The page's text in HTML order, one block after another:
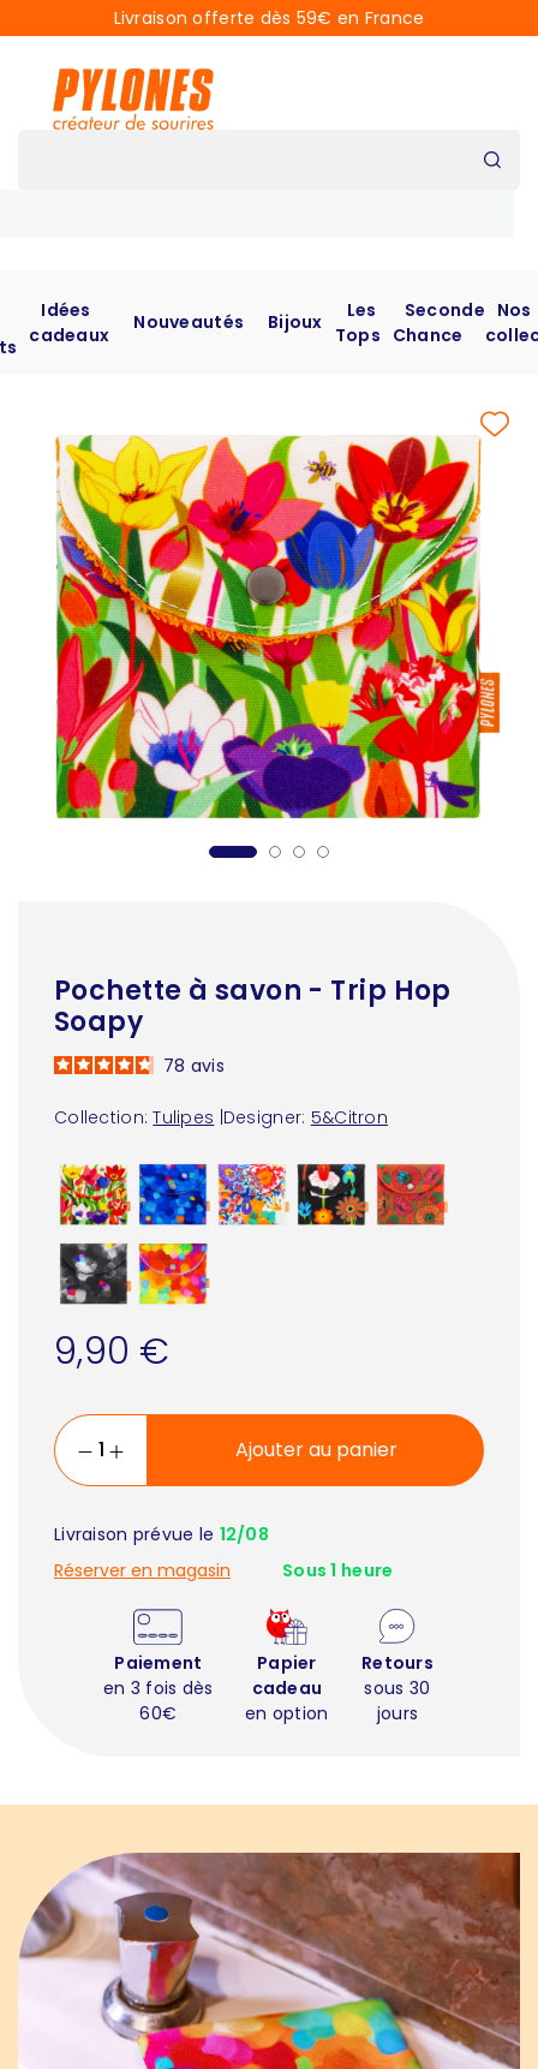
Livraison offerte dès 59€ en France
Idées
cadeaux
Nouveautés Bijoux
Les
Tops
Seconde
Chance
Nos
Pochette à savon - Trip Hop
Soapy
Collection: Tulipes Designer: 5&Citron
78 avis
9,90 €
Ajouter au panier
Livraison prévue le 12/08
Réserver en magasin
Sous 1 heure
Paiement
en 3 fois dès
60€
Papier
cadeau
en option
Retours
sous 30
jours